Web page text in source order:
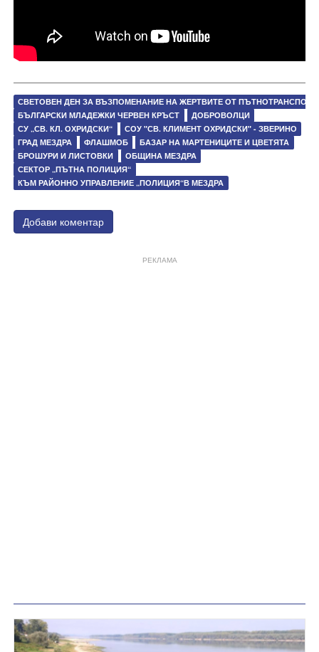
СВЕТОВЕН ДЕН ЗА ВЪЗПОМЕНАНИЕ НА ЖЕРТВИТЕ ОТ
БЪЛГАРСКИ МЛАДЕЖКИ ЧЕРВЕН КРЪСТ
ДОБРОВОЛЦИ
СУ „СВ. КЛ. ОХРИДСКИ“
СОУ "СВ. КЛИМЕНТ ОХРИДСКИ" - ЗВЕРИНО
ГРАД МЕЗДРА
ФЛАШМОБ
БАЗАР НА МАРТЕНИЦИТЕ И ЦВЕТЯТА
БРОШУРИ И ЛИСТОВКИ
ОБЩИНА МЕЗДРА
СЕКТОР „ПЪТНА ПОЛИЦИЯ“
КЪМ РАЙОННО УПРАВЛЕНИЕ „ПОЛИЦИЯ“В МЕЗДРА
Добави коментар
РЕКЛАМА